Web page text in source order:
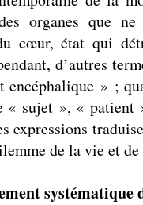
organes que
cœur, état qui
d’autres
encéphalique » ;
« sujet », « patient
expressions
de la vie et
systématique